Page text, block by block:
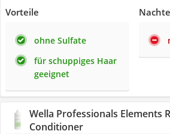
Vorteile
ohne Sulfate
für schuppiges Haar
geeignet
Wella Professionals Elements
Conditioner